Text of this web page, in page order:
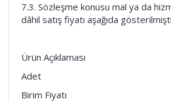
7.3. Sözleşme konusu mal ya da
dâhil satış fiyatı aşağıda
Ürün Açıklaması
Adet
Birim Fiyatı